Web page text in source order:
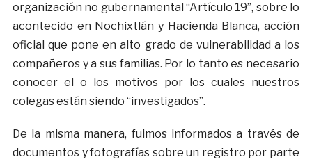
organización no gubernamental “Artículo 19”, sobre lo
acontecido en Nochixtlán y Hacienda Blanca, acción
oficial que pone en alto grado de vulnerabilidad a los
compañeros y a sus familias. Por lo tanto es necesario
conocer el o los motivos por los cuales nuestros
colegas están siendo “investigados”.
De la misma manera, fuimos informados a través de
documentos y fotografías sobre un registro por parte